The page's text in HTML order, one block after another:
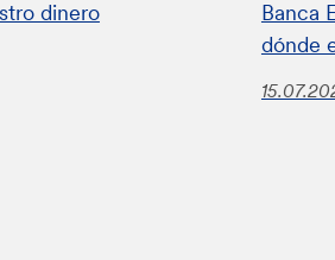
dinero
Banca
dónde